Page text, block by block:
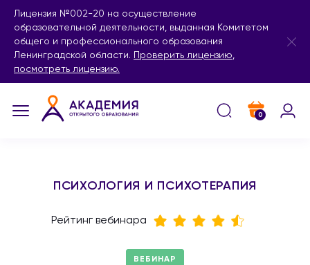
Лицензия №002-20 на осуществление
образовательной деятельности, выданная Комитетом
общего и профессионального образования
Ленинградской области.
Проверить лицензию,
посмотреть лицензию.
0
ПСИХОЛОГИЯ И ПСИХОТЕРАПИЯ
Рейтинг вебинара
ВЕБИНАР